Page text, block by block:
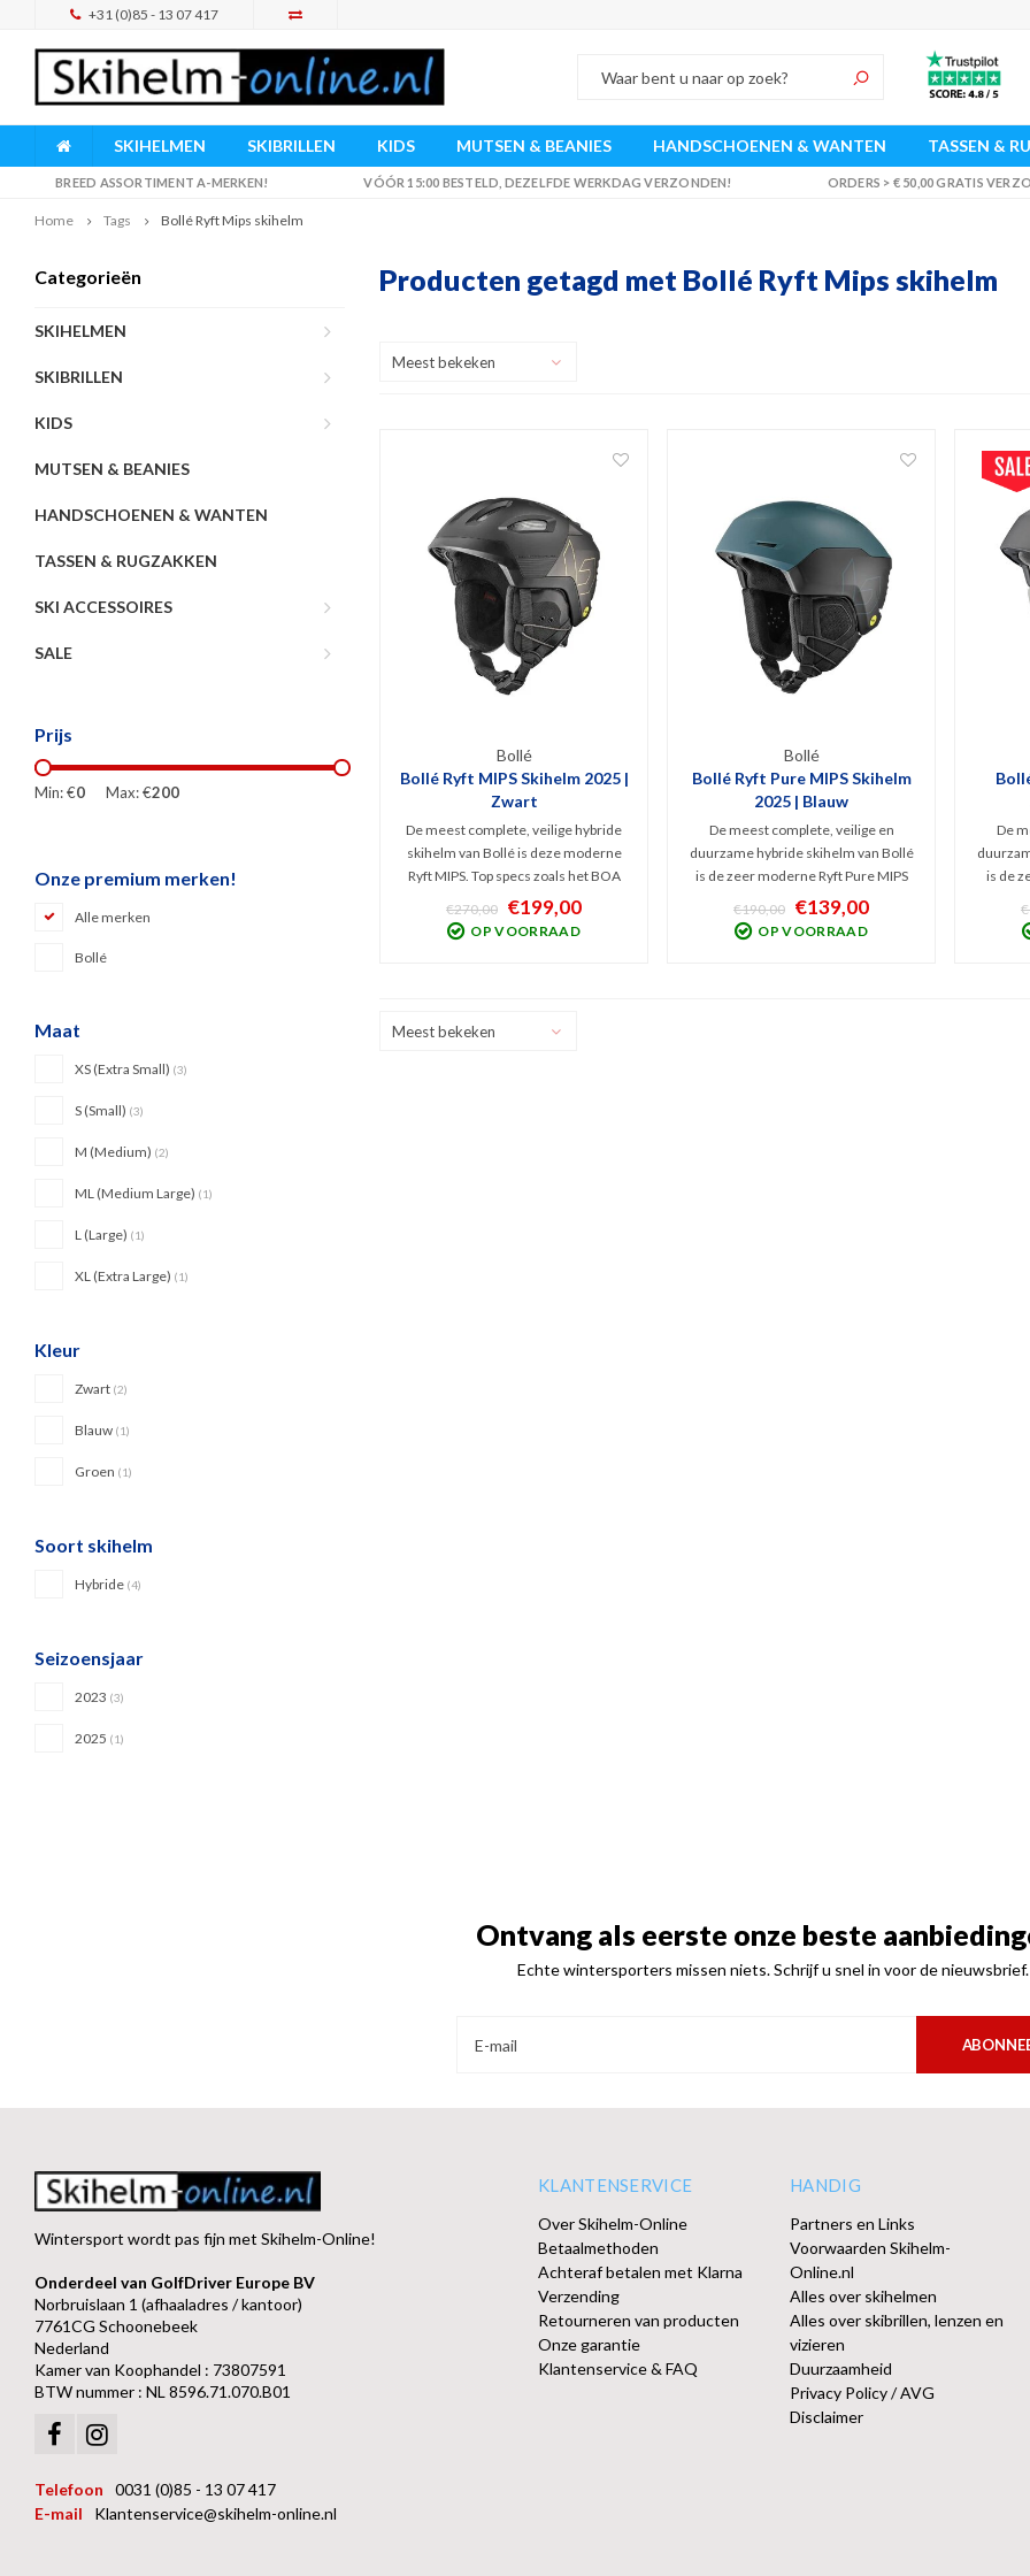
+31 (0)85 - 13 07 417
SKIHELMEN SKIBRILLEN KIDS MUTSEN & BEANIES HANDSCHOENEN & WANTEN TASSEN &
BREED ASSORTIMENT A-MERKEN! VÓÓR 15:00 BESTELD, DEZELFDE WERKDAG VERZONDEN! ORDERS > € 50,00 GRATIS
Home Tags Bollé Ryft Mips skihelm
Categorieën
SKIHELMEN
SKIBRILLEN
KIDS
MUTSEN & BEANIES
HANDSCHOENEN & WANTEN
TASSEN & RUGZAKKEN
SKI ACCESSOIRES
SALE
Prijs
Min: €0 Max: €200
Onze premium merken!
Alle merken
Bollé
Maat
XS (Extra Small) (3)
S (Small) (3)
M (Medium) (2)
ML (Medium Large) (1)
L (Large) (1)
XL (Extra Large) (1)
Kleur
Zwart (2)
Blauw (1)
Groen (1)
Soort skihelm
Hybride (4)
Seizoensjaar
2023 (3)
2025 (1)
Producten getagd met Bollé Ryft Mips skihelm
Meest bekeken
Bollé
Bollé Ryft MIPS Skihelm 2025 |
Zwart
De meest complete, veilige hybride
skihelm van Bollé is deze moderne
Ryft MIPS. Top specs zoals het BOA
Fit System, instelbare actieve
ventilatie en MIPS Protection is
gecombineerd met een top design.
€270,00 €199,00
OP VOORRAAD
Bollé
Bollé Ryft Pure MIPS Skihelm
2025 | Blauw
De meest complete, veilige en
duurzame hybride skihelm van Bollé
is de zeer moderne Ryft Pure MIPS
skihelm 2025. Top specs zoals het
BOA Fit System, instelbare ventilatie
en MIPS Protection is gecombineerd
€190,00 €139,00
OP VOORRAAD
De
is de
MIPS
BOA
en
Meest bekeken
Ontvang als eerste onze beste
Echte wintersporters missen niets. Schrijf u snel in voor de nieuwsbrief.
Wintersport wordt pas fijn met Skihelm-Online!
Onderdeel van GolfDriver Europe BV
Norbruislaan 1 (afhaaladres / kantoor)
7761CG Schoonebeek
Nederland
Kamer van Koophandel : 73807591
BTW nummer : NL 8596.71.070.B01
Telefoon
0031 (0)85 - 13 07 417
E-mail
Klantenservice@skihelm-online.nl
KLANTENSERVICE
Over Skihelm-Online
Betaalmethoden
Achteraf betalen met Klarna
Verzending
Retourneren van producten
Onze garantie
Klantenservice & FAQ
HANDIG
Partners en Links
Voorwaarden Skihelm-
Online.nl
Alles over skihelmen
Alles over skibrillen, lenzen en
vizieren
Duurzaamheid
Privacy Policy / AVG
Disclaimer